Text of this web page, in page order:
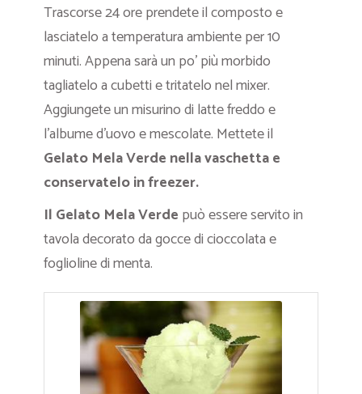
Trascorse 24 ore prendete il composto e
lasciatelo a temperatura ambiente per 10
minuti. Appena sarà un po’ più morbido
tagliatelo a cubetti e tritatelo nel mixer.
Aggiungete un misurino di latte freddo e
l’albume d’uovo e mescolate. Mettete il
Gelato Mela Verde nella vaschetta e
conservatelo in freezer.
Il Gelato Mela Verde può essere servito in
tavola decorato da gocce di cioccolata e
foglioline di menta.